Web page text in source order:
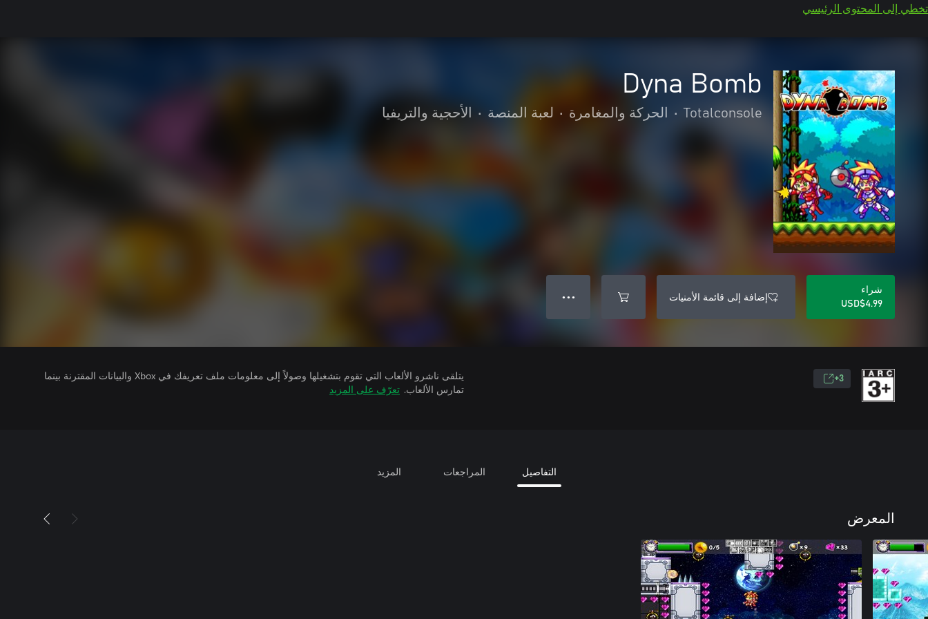
تخطي إلى المحتوى الرئيسي
Dyna Bomb
Totalconsole
• الحركة والمغامرة • لعبة المنصة • الأحجية والتريفيا
شراء
USD$4.99
إضافة إلى قائمة الأمنيات ● ● ●
3+
يتلقى ناشرو الألعاب التي تقوم بتشغيلها وصولاً إلى معلومات ملف تعريفك في Xbox والبيانات المقترنة بينما
تمارس الألعاب. تعرّف على المزيد
التفاصيل المراجعات المزيد
المعرض